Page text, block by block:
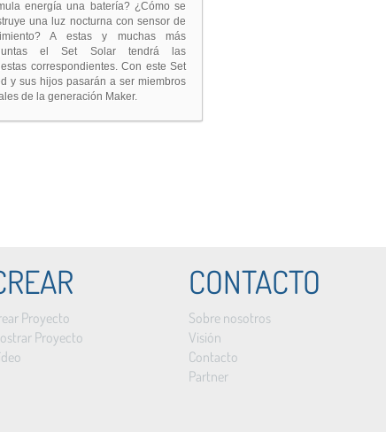
energía una batería? ¿Cómo se
una luz nocturna con sensor de
A estas y muchas más
el Set Solar tendrá las
correspondientes. Con este Set
y sus hijos pasarán a ser miembros
de la generación Maker.
Proyecto
Proyecto
CONTACTO
Sobre nosotros
Visión
Contacto
Partner